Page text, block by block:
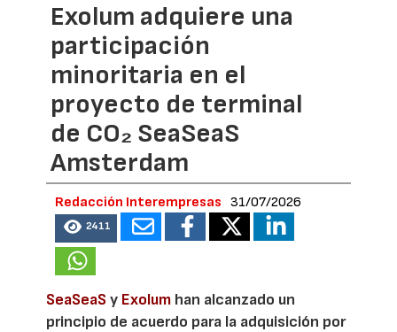
Exolum adquiere una
participación
minoritaria en el
proyecto de terminal
de CO₂ SeaSeaS
Amsterdam
Redacción Interempresas 31/07/2026
2411
SeaSeaSy Exolum han alcanzado un
principio de acuerdo para la adquisición por